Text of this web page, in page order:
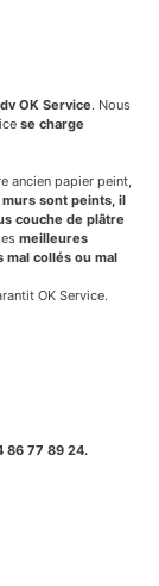
OK Service. Nous
se charge
ancien papier peint,
murs sont peints, il
couche de plâtre
meilleures
mal collés ou mal
OK Service.
86 77 89 24.